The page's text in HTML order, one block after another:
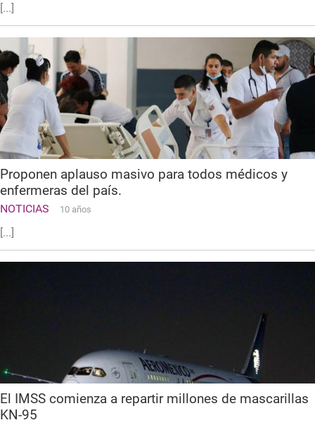
[...]
Proponen aplauso masivo para todos médicos y
enfermeras del país.
NOTICIAS 10 años
[...]
El IMSS comienza a repartir millones de mascarillas
KN-95